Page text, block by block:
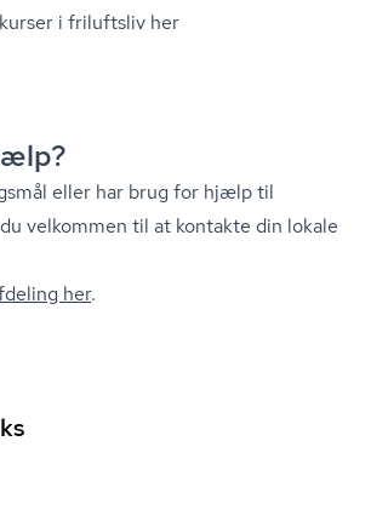
i friluftsliv her
eller har brug for hjælp til
velkommen til at kontakte din lokale
her.